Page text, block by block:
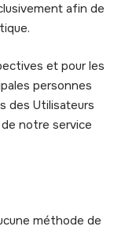
afin de
et pour les
personnes
des Utilisateurs
notre service
méthode de